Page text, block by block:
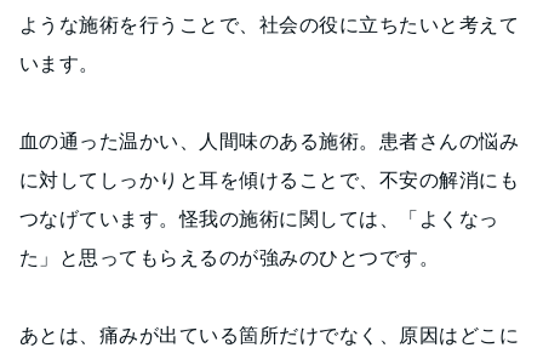
ような施術を行うことで、社会の役に立ちたいと考えて
います。
血の通った温かい、人間味のある施術。患者さんの悩み
に対してしっかりと耳を傾けることで、不安の解消にも
つなげています。怪我の施術に関しては、「よくなっ
た」と思ってもらえるのが強みのひとつです。
あとは、痛みが出ている箇所だけでなく、原因はどこに